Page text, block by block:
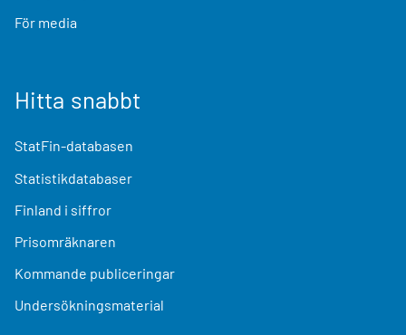
För media
Hitta snabbt
StatFin-databasen
Statistikdatabaser
Finland i siffror
Prisomräknaren
Kommande publiceringar
Undersökningsmaterial